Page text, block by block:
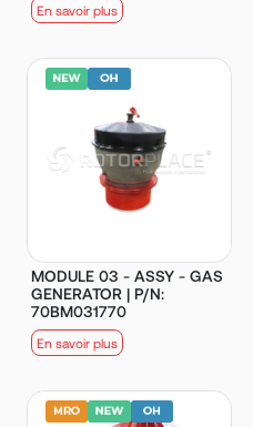
En savoir plus
MODULE 03 - ASSY - GAS
GENERATOR | P/N:
70BM031770
En savoir plus